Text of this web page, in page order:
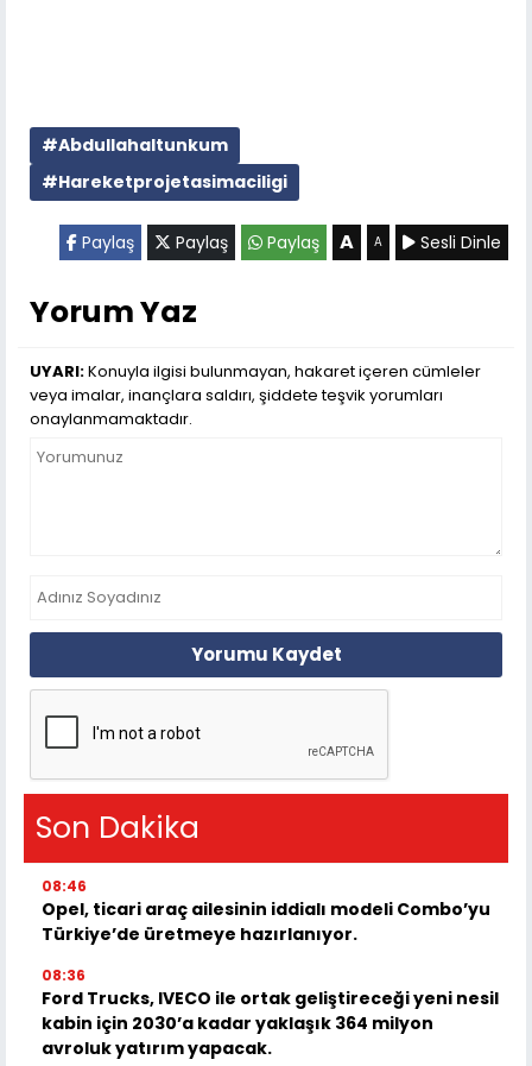
#Abdullahaltunkum
#Hareketprojetasimaciligi
Paylaş Paylaş Paylaş A A Sesli Dinle
Yorum Yaz
UYARI:Konuyla ilgisi bulunmayan, hakaret içeren cümleler
veya imalar, inançlara saldırı, şiddete teşvik yorumları
onaylanmamaktadır.
Yorumu Kaydet
Son Dakika
08:46
Opel, ticari araç ailesinin iddialı modeli Combo’yu
Türkiye’de üretmeye hazırlanıyor.
08:36
Ford Trucks, IVECO ile ortak geliştireceği yeni nesil
kabin için 2030’a kadar yaklaşık 364 milyon
avroluk yatırım yapacak.